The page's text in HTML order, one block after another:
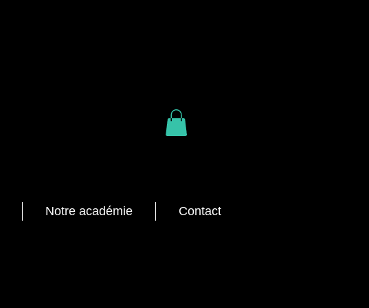
Notre académie Contact